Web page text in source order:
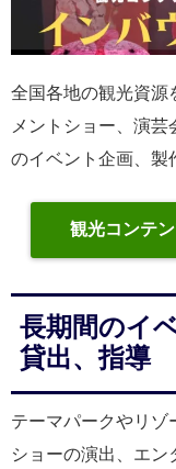
全国各地の観光資源
メントショー、演
のイベント企画、製
観光コンテ
長期間のイ
貸出、指導
テーマパークやリゾ
ショーの演出、エン